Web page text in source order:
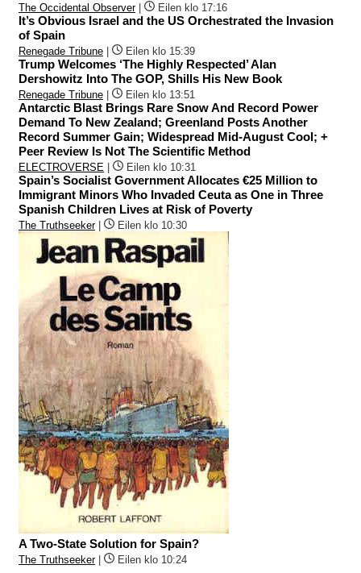
The Occidental Observer| Eilen klo 17:16
It’s Obvious Israel and the US Orchestrated the Invasion
of Spain
Renegade Tribune Eilen klo 15:39
Trump Welcomes ‘The Highly Respected’ Alan
Dershowitz Into The GOP, Shills His New Book
Renegade Tribune Eilen klo 13:51
Antarctic Blast Brings Rare Snow And Record Power
Demand To New Zealand; Greenland Posts Another
Record Summer Gain; Widespread Mid-August Cool; +
Peer Review Is Not The Scientific Method
ELECTROVERSE Eilen klo 10:31
Spain’s Socialist Government Allocates €25 Million to
Immigrant Minors Who Invaded Ceuta as One in Three
Spanish Children Lives at Risk of Poverty
The Truthseeker| Eilen klo 10:30
A Two-State Solution for Spain?
The Truthseeker| Eilen klo 10:24